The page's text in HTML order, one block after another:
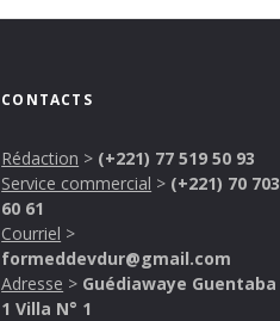
CONTACTS
Rédaction > (+221) 77 519 50 93
Service commercial > (+221) 70 703
60 61
Courriel >
formeddevdur@gmail.com
Adresse > Guédiawaye Guentaba
1 Villa N° 1